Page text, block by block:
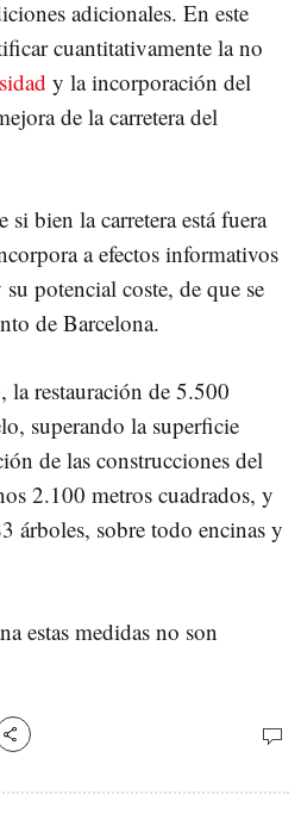
adicionales. En este
cuantitativamente la no
y la incorporación del
de la carretera del
bien la carretera está fuera
a efectos informativos
potencial coste, de que se
de Barcelona.
la restauración de 5.500
superando la superficie
de las construcciones del
2.100 metros cuadrados, y
árboles, sobre todo encinas y
estas medidas no son